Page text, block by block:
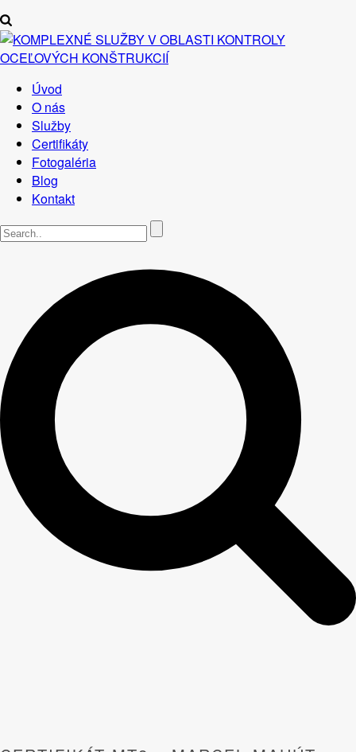
Úvod
O nás
Služby
Certifikáty
Fotogaléria
Blog
Kontakt